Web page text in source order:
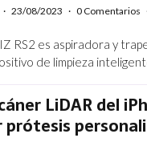
· 23/08/2023 · 0 Comentarios
RS2 es aspiradora y
de limpieza
LiDAR del
prótesis